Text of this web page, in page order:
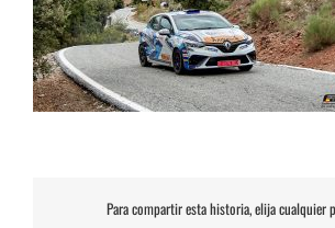
Para compartir esta historia, elija cualquier